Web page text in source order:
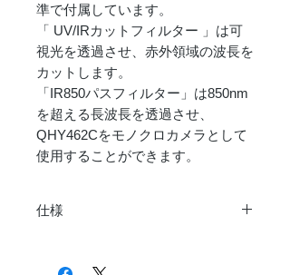
準で付属しています。
「 UV/IRカットフィルター 」は可
視光を透過させ、赤外領域の波長を
カットします。
「IR850パスフィルター」は850nm
を超える長波長を透過させ、
QHY462Cをモノクロカメラとして
使用することができます。
仕様